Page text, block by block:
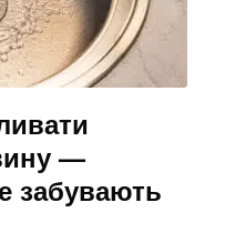
—
забувають